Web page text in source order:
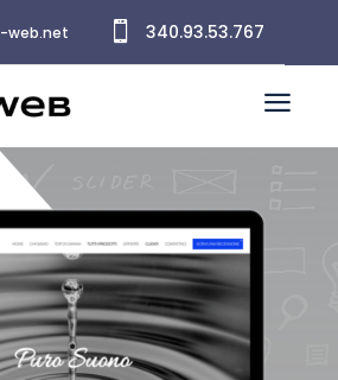
a
web.net  340.93.53.767